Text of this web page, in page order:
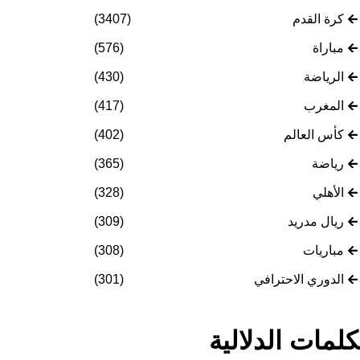
كرة القدم (3407)
مباراة (576)
الرياضة (430)
المغرب (417)
كأس العالم (402)
رياضة (365)
الأهلي (328)
ريال مدريد (309)
مباريات (308)
الدوري الاحترافي (301)
الدلالية